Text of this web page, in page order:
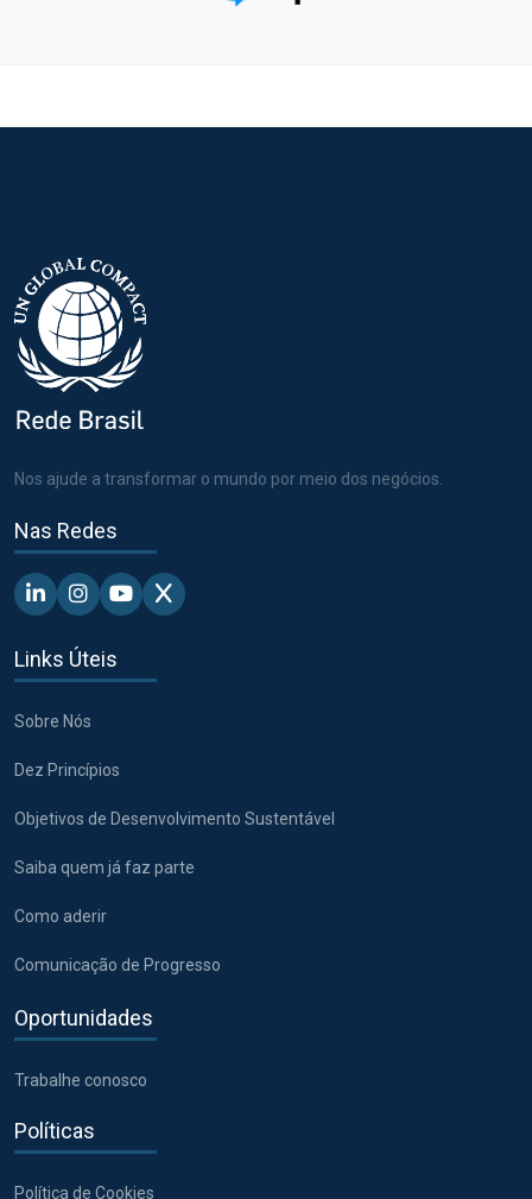
Nos ajude a transformar o mundo por meio dos negócios.
Nas Redes
Linkedin - Pacto Global BR
Instagram - Pacto Global BR
Youtube - Pacto Global BR
X - Pacto Global BR
Links Úteis
Sobre Nós
Dez Princípios
Objetivos de Desenvolvimento Sustentável
Saiba quem já faz parte
Como aderir
Comunicação de Progresso
Oportunidades
Trabalhe conosco
Políticas
Política de Cookies